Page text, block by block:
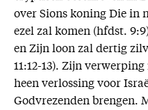
over Sions koning Die in
ezel zal komen (hfdst.
en Zijn loon zal dertig
11:12-13). Zijn
heen verlossing voor
Godvrezenden brengen.